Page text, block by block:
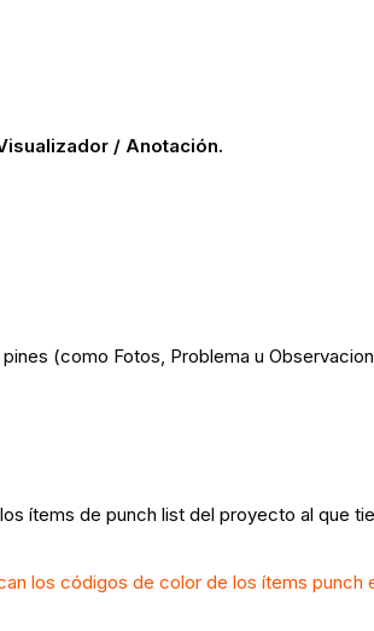
/ Anotación.
(como Fotos, Problema u
ítems de punch list del proyecto al que
los códigos de color de los ítems punch